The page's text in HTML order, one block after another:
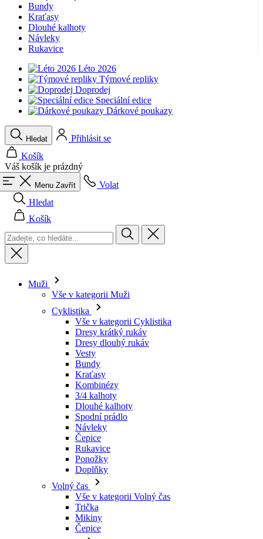
Bundy
Kraťasy
Dlouhé kalhoty
Návleky
Rukavice
Léto 2026
Týmové repliky
Doprodej
Speciální edice
Dárkové poukazy
Hledat
Přihlásit se
Košík
Váš košík je prázdný
Menu Zavřít
Volat
Hledat
Košík
Muži
Vše v kategorii Muži
Cyklistika
Vše v kategorii Cyklistika
Dresy krátký rukáv
Dresy dlouhý rukáv
Vesty
Bundy
Kraťasy
Kombinézy
3/4 kalhoty
Dlouhé kalhoty
Spodní prádlo
Návleky
Čepice
Rukavice
Ponožky
Doplňky
Volný čas
Vše v kategorii Volný čas
Trička
Mikiny
Čepice
product[40001949]
product[40001947]
product[40001960]
product[24054]
product[40001944]
www.kalaswear.sk
product[40001876]
www.kalaswear.sk
product[40001948]
www.kalaswear.sk
product[40001875]